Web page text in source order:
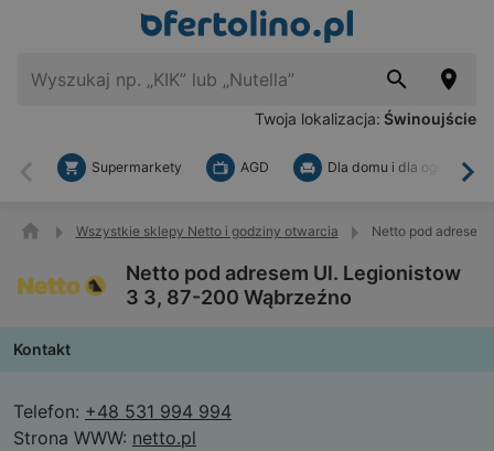
Twoja lokalizacja: Świnoujście
Wstecz
Supermarkety AGD Dla domu i dla ogrodu
Wszystkie sklepy Netto i godziny otwarcia Netto pod
Netto pod adresem Ul. Legionistow
3 3, 87-200 Wąbrzeźno
Kontakt
Telefon: +48 531 994 994
Strona WWW: netto.pl